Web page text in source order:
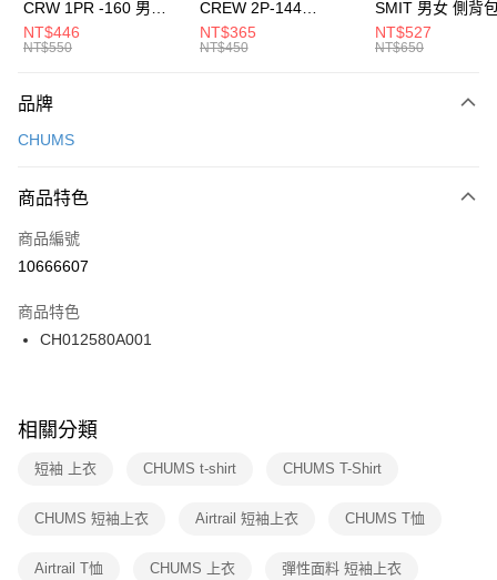
元大商業銀行
台灣樂天信用卡公司
全盈+PAY
AFTEE先享後付
【關於「AFTEE先享後付」】
便利好安心！
３．安心：先確認商品／服務後，再付款。
【「AFTEE先享後付」結帳流程】
１．於結帳方式選擇「AFTEE先享後付」後，將跳轉至「AFTEE先享後付」
２．訂單成立數日內，您將收到繳費通知簡訊。
３．收到繳費通知簡訊後14天內，點擊此簡訊中的連結，可透過四大超商／
ATM／網路銀行／等多元方式進行付款，方視為交易完成。
※ 交易是否成功請以「AFTEE先享後付 」之結帳頁面顯示為準，若有關於
是否繳費成功／繳費後需取消欲退款等相關疑問，請聯繫「AFTEE先享後付
客戶支援中心」
https://netprotections.freshdesk.com/support/home
１．透過由恩沛科技股份有限公司提供之「AFTEE先享後付」服務完成之交
權轉讓予恩沛科技股份有限公司。
運送方式
每筆NT$100，滿NT$1,500(含以上)免運費
宅配
每筆NT$100，滿NT$1,500(含以上)免運費
付款後門市自取
每筆NT$100，滿NT$1,500(含以上)免運費
CRW 1PR -160 男女
中統襪 FZ3393100
NT$446
NT$550
CREW 2P-144
EMBRDY 男女 短統襪
FZ3073133
NT$365
NT$450
SMIT 男女 側背
BA5871010
NT$527
NT$650
品牌
CHUMS
商品特色
商品編號
10666607
商品特色
CH012580A001
相關分類
短袖 上衣 CHUMS t-shirt CHUMS T-Shirt
CHUMS 短袖上衣 Airtrail 短袖上衣 CHUMS T恤
Airtrail T恤 CHUMS 上衣 彈性面料 短袖上衣